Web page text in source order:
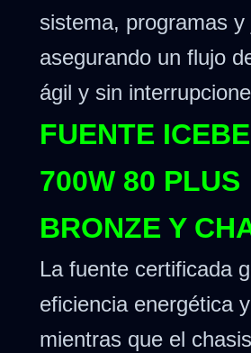
sistema, programas y
asegurando un flujo
ágil y sin
FUENTE
700W 80 PLUS
BRONZE Y
La fuente certificada
eficiencia energética
mientras que el